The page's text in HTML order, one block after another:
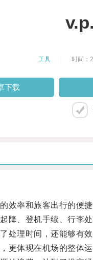
工具 时间：
下载
率和旅客出行的便捷
、登机手续、行李处
理时间，还能够有效
体现在机场的整体运